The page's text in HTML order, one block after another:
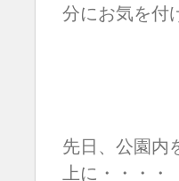
分にお気を付
先日、公園内
上に・・・・